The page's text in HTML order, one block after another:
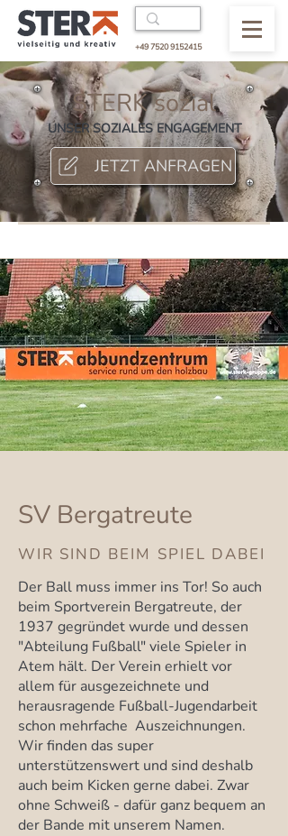
+49 7520 9152415
STERK sozial
UNSER SOZIALES ENGAGEMENT
JETZT ANFRAGEN
SV Bergatreute
WIR SIND BEIM SPIEL DABEI
Der Ball muss immer ins Tor! So auch
beim Sportverein Bergatreute, der
1937 gegründet wurde und dessen
"Abteilung Fußball" viele Spieler in
Atem hält. Der Verein erhielt vor
allem für ausgezeichnete und
herausragende Fußball-Jugendarbeit
schon mehrfache Auszeichnungen.
Wir finden das super
unterstützenswert und sind deshalb
auch beim Kicken gerne dabei. Zwar
ohne Schweiß - dafür ganz bequem an
der Bande mit unserem Namen.